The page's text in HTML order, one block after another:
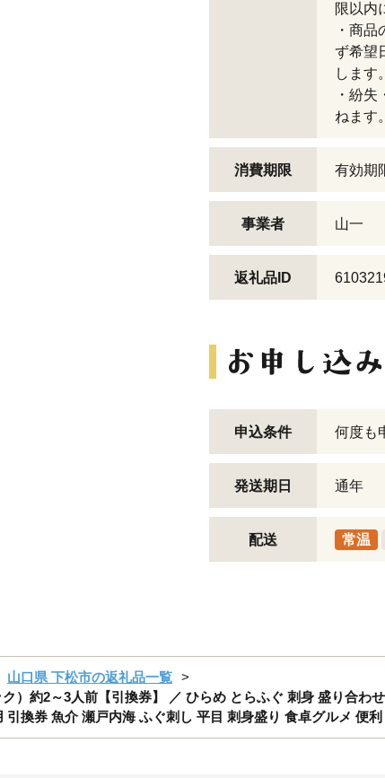
限以内
・商
ず希望
します。
・紛
ねます
消費期限 有効期
事業者 山一
返礼品ID
申込条件 何度も
発送期日 通年
配送 常温
山口県 下松市の返礼品一覧
約2～3人前【引換券】 ／ ひらめ とらふぐ 刺身 盛り合わ
換券 魚介 瀬戸内海 ふぐ刺し 平目 刺身盛り 食卓グルメ 便